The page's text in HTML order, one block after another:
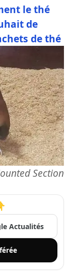
le thé
de
de thé
Section
Actualités